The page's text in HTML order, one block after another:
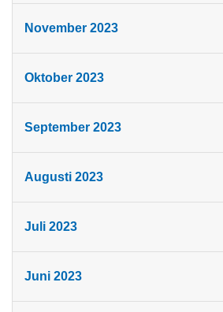
November 2023
Oktober 2023
September 2023
Augusti 2023
Juli 2023
Juni 2023